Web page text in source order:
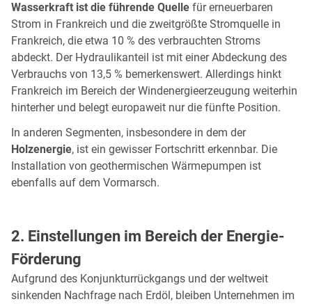
Wasserkraft ist die führende Quelle für erneuerbaren
Strom in Frankreich und die zweitgrößte Stromquelle in
Frankreich, die etwa 10 % des verbrauchten Stroms
abdeckt. Der Hydraulikanteil ist mit einer Abdeckung des
Verbrauchs von 13,5 % bemerkenswert. Allerdings hinkt
Frankreich im Bereich der Windenergieerzeugung weiterhin
hinterher und belegt europaweit nur die fünfte Position.
In anderen Segmenten, insbesondere in dem der
Holzenergie, ist ein gewisser Fortschritt erkennbar. Die
Installation von geothermischen Wärmepumpen ist
ebenfalls auf dem Vormarsch.
2. Einstellungen im Bereich der Energie-
Förderung
Aufgrund des Konjunkturrückgangs und der weltweit
sinkenden Nachfrage nach Erdöl, bleiben Unternehmen im